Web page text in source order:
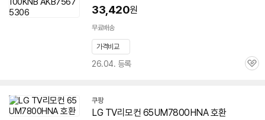
33,420원
무료배송
가격비교
26.04. 등록
관
쿠팡
LG TV리모컨 65UM7800HNA호환